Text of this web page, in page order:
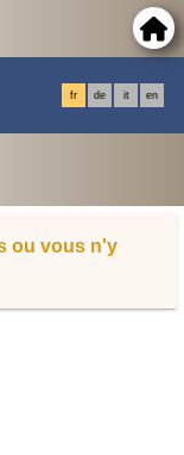
fr de it en
ou vous n'y